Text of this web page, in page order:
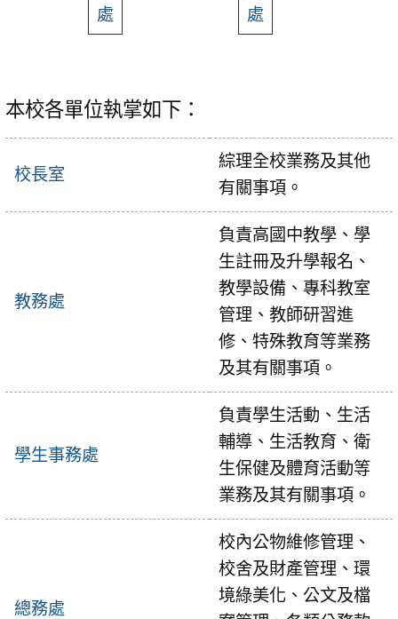
處
處
本校各單位執掌如下：
校長室
綜理全校業務及其他
有關事項。
教務處
負責高國中教學、學
生註冊及升學報名、
教學設備、專科教室
管理、教師研習進
修、特殊教育等業務
及其有關事項。
學生事務處
負責學生活動、生活
輔導、生活教育、衛
生保健及體育活動等
業務及其有關事項。
總務處
校內公物維修管理、
校舍及財產管理、環
境綠美化、公文及檔